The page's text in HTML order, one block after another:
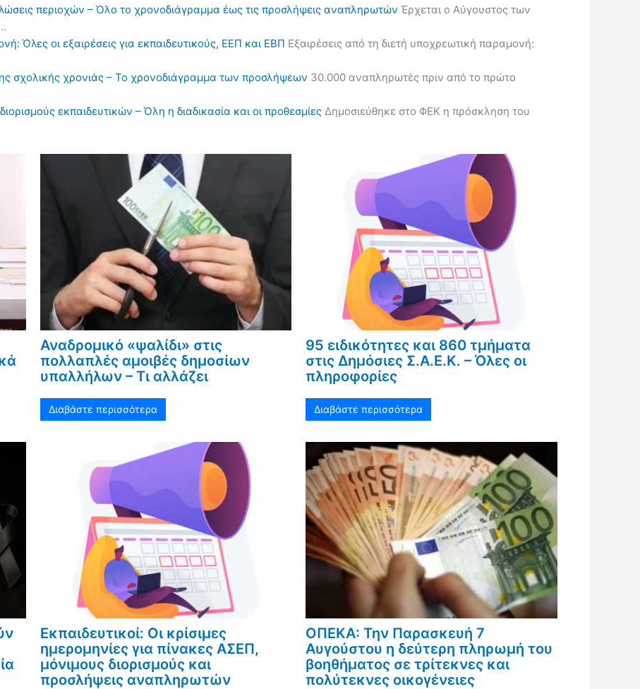
περιοχών – Όλο το χρονοδιάγραμμα έως τις προσλήψεις αναπληρωτών Έρχεται ο Αύγουστος των
Όλες οι εξαιρέσεις για εκπαιδευτικούς, ΕΕΠ και ΕΒΠ Εξαιρέσεις από τη διετή υποχρεωτική παραμονή:
σχολικής χρονιάς – Το χρονοδιάγραμμα των προσλήψεων 30.000 αναπληρωτές πριν από το πρώτο
εκπαιδευτικών – Όλη η διαδικασία και οι προθεσμίες Δημοσιεύθηκε στο ΦΕΚ η πρόσκληση του
Αναδρομικό «ψαλίδι» στις
πολλαπλές αμοιβές δημοσίων
υπαλλήλων – Τι αλλάζει
Διαβάστε περισσότερα
95 ειδικότητες και 860 τμήματα
στις Δημόσιες Σ.Α.Ε.Κ. – Όλες οι
πληροφορίες
Διαβάστε περισσότερα
Εκπαιδευτικοί: Οι κρίσιμες
ημερομηνίες για πίνακες ΑΣΕΠ,
μόνιμους διορισμούς και
προσλήψεις αναπληρωτών
ΟΠΕΚΑ: Την Παρασκευή 7
Αυγούστου η δεύτερη πληρωμή του
βοηθήματος σε τρίτεκνες και
πολύτεκνες οικογένειες